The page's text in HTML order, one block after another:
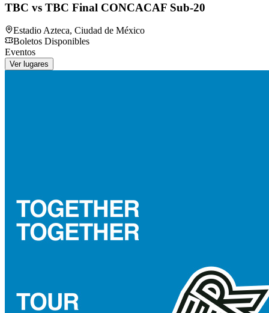
TBC vs TBC Final CONCACAF Sub-20
Estadio Azteca, Ciudad de México
Boletos Disponibles
Eventos
Ver lugares